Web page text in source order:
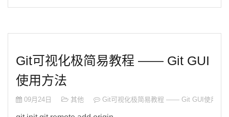
Git可视化极简易教程 —— Git GUI
使用方法
09月24日 其他 Git可视化极简易教程 —— Git GUI使用方